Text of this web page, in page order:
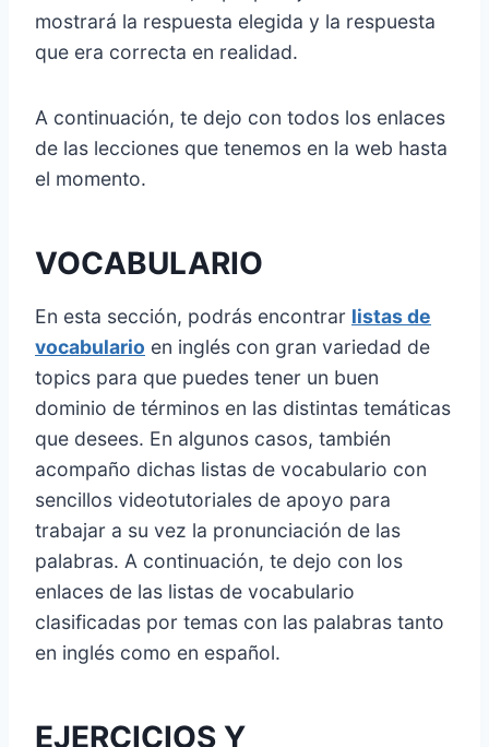
mostrará la respuesta elegida y la respuesta
que era correcta en realidad.
A continuación, te dejo con todos los enlaces
de las lecciones que tenemos en la web hasta
el momento.
VOCABULARIO
En esta sección, podrás encontrar listas de
vocabulario en inglés con gran variedad de
topics para que puedes tener un buen
dominio de términos en las distintas temáticas
que desees. En algunos casos, también
acompaño dichas listas de vocabulario con
sencillos videotutoriales de apoyo para
trabajar a su vez la pronunciación de las
palabras. A continuación, te dejo con los
enlaces de las listas de vocabulario
clasificadas por temas con las palabras tanto
en inglés como en español.
EJERCICIOS Y